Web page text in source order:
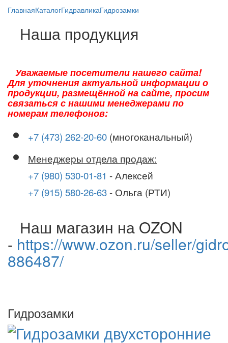
ГлавнаяКаталогГидравликаГидрозамки
Наша продукция
Уважаемые посетители нашего сайта!
Для уточнения актуальной информации о
продукции, размещённой на сайте, просим
связаться с нашими менеджерами по
номерам телефонов:
+7 (473) 262-20-60 (многоканальный)
Менеджеры отдела продаж:
+7 (980) 530-01-81 - Алексей
+7 (915) 580-26-63- Ольга (РТИ)
Наш магазин на OZON
- https://www.ozon.ru/seller/
886487/
Гидрозамки